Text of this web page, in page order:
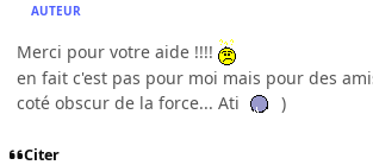
AUTEUR
Merci pour votre aide !!!!
en fait c'est pas pour moi mais pour des
coté obscur de la force... Ati
)
Citer